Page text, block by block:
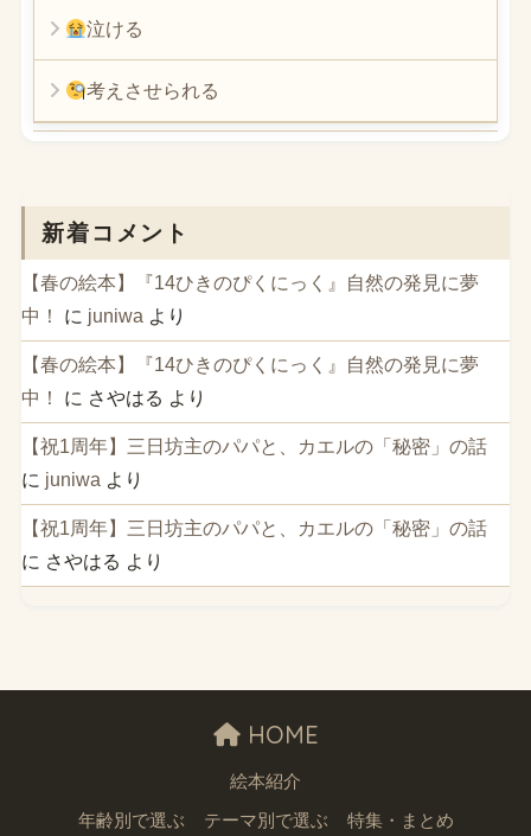
泣ける
考えさせられる
新着コメント
【春の絵本】『14ひきのぴくにっく』自然の発見に夢
中！
に juniwa より
【春の絵本】『14ひきのぴくにっく』自然の発見に夢
中！
に さやはる より
【祝1周年】三日坊主のパパと、カエルの「秘密」の話
に juniwa より
【祝1周年】三日坊主のパパと、カエルの「秘密」の話
に さやはる より
HOME
絵本紹介
年齢別で選ぶ テーマ別で選ぶ 特集・まとめ